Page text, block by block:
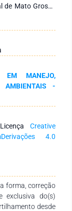
de Mato Grosso
e 33
12 piquetes
75, 90 e 105
um animal
repetições. O
do indicador
foi estimada
Cromatografia
Detector de
de matéria
(3 e 5 dias).
de coletas. A
através dos
de matéria
na forrageira se
relacionada
EM MANEJO,
AMBIENTAIS -
Creative
4.0
forma, correção
exclusiva do(s)
desde